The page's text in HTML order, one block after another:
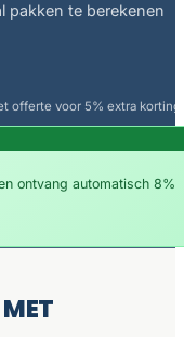
pakken te berekenen
offerte voor 5% extra korting.
ontvang automatisch 8%